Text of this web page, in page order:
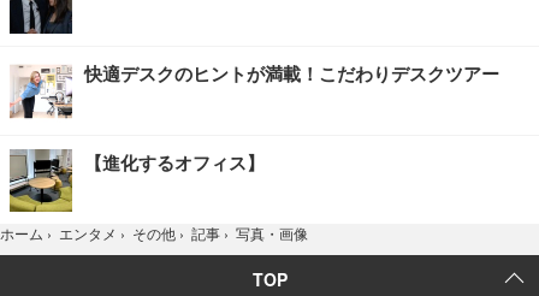
快適デスクのヒントが満載！こだわりデスクツアー
【進化するオフィス】
ホーム › エンタメ › その他 › 記事 › 写真・画像
TOP